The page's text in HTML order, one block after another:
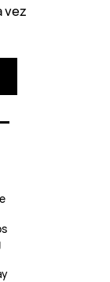
vez